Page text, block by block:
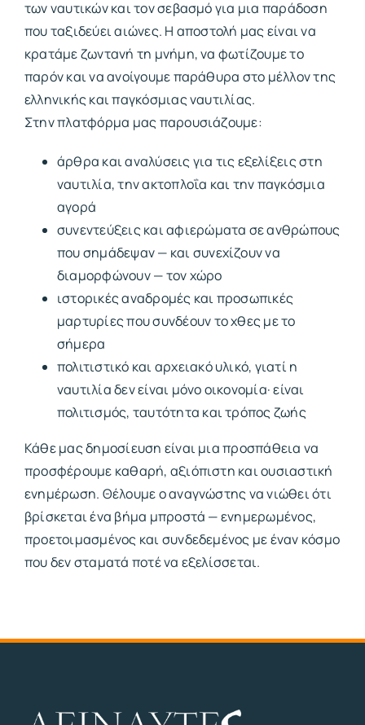
των ναυτικών και τον σεβασμό για μια παράδοση
που ταξιδεύει αιώνες. Η αποστολή μας είναι να
κρατάμε ζωντανή τη μνήμη, να φωτίζουμε το
παρόν και να ανοίγουμε παράθυρα στο μέλλον της
ελληνικής και παγκόσμιας ναυτιλίας.
Στην πλατφόρμα μας παρουσιάζουμε:
άρθρα και αναλύσεις για τις εξελίξεις στη
ναυτιλία, την ακτοπλοΐα και την παγκόσμια
αγορά
συνεντεύξεις και αφιερώματα σε ανθρώπους
που σημάδεψαν — και συνεχίζουν να
διαμορφώνουν — τον χώρο
ιστορικές αναδρομές και προσωπικές
μαρτυρίες που συνδέουν το χθες με το
σήμερα
πολιτιστικό και αρχειακό υλικό, γιατί η
ναυτιλία δεν είναι μόνο οικονομία· είναι
πολιτισμός, ταυτότητα και τρόπος ζωής
Κάθε μας δημοσίευση είναι μια προσπάθεια να
προσφέρουμε καθαρή, αξιόπιστη και ουσιαστική
ενημέρωση. Θέλουμε ο αναγνώστης να νιώθει ότι
βρίσκεται ένα βήμα μπροστά — ενημερωμένος,
προετοιμασμένος και συνδεδεμένος με έναν κόσμο
που δεν σταματά ποτέ να εξελίσσεται.